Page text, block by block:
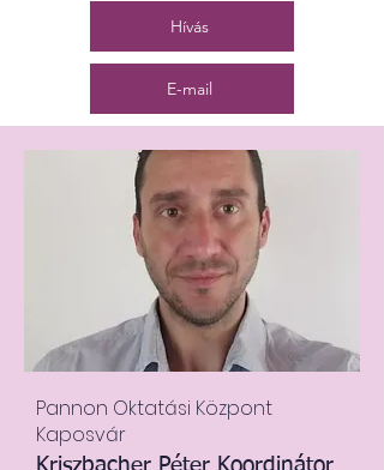
Hívás
E-mail
Pannon Oktatási Központ
Kaposvár